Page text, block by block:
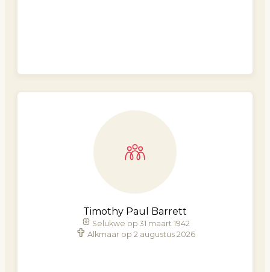
Timothy Paul Barrett
Selukwe op 31 maart 1942
Alkmaar op 2 augustus 2026